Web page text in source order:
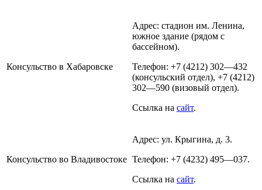
Консульство в Хабаровске
Адрес: стадион им. Ленина,
южное здание (рядом с
бассейном).
Телефон: +7 (4212) 302—432
(консульский отдел), +7 (4212)
302—590 (визовый отдел).
Ссылка на сайт.
Консульство во Владивостоке
Адрес: ул. Крыгина, д. 3.
Телефон: +7 (4232) 495—037.
Ссылка на сайт.